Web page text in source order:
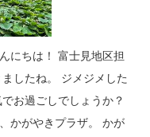
にちは！ 富士見地区担
したね。 ジメジメした
お過ごしでしょうか？
かがやきプラザ。 かが